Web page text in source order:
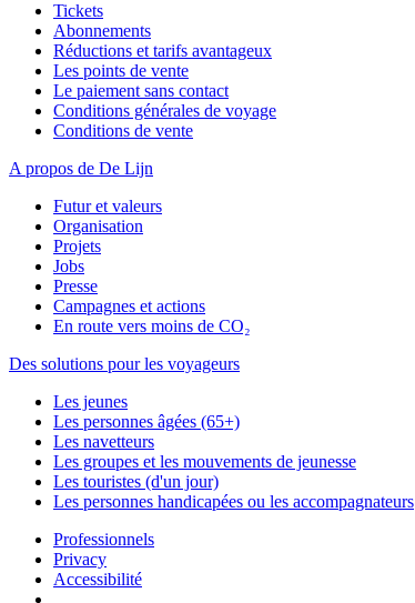
Tickets
Abonnements
Réductions et tarifs avantageux
Les points de vente
Le paiement sans contact
Conditions générales de voyage
Conditions de vente
A propos de De Lijn
Futur et valeurs
Organisation
Projets
Jobs
Presse
Campagnes et actions
En route vers moins de CO₂
Des solutions pour les voyageurs
Les jeunes
Les personnes âgées (65+)
Les navetteurs
Les groupes et les mouvements de jeunesse
Les touristes (d'un jour)
Les personnes handicapées ou les accompagnateurs
Professionnels
Privacy
Accessibilité